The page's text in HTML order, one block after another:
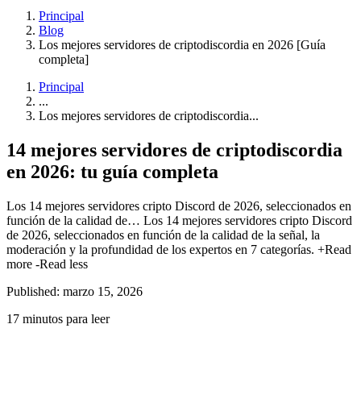
Principal
Blog
Los mejores servidores de criptodiscordia en 2026 [Guía
completa]
Principal
...
Los mejores servidores de criptodiscordia...
14 mejores servidores de criptodiscordia
en 2026: tu guía completa
Los 14 mejores servidores cripto Discord de 2026, seleccionados en
función de la calidad de… Los 14 mejores servidores cripto Discord
de 2026, seleccionados en función de la calidad de la señal, la
moderación y la profundidad de los expertos en 7 categorías. +Read
more -Read less
Published: marzo 15, 2026
17 minutos para leer